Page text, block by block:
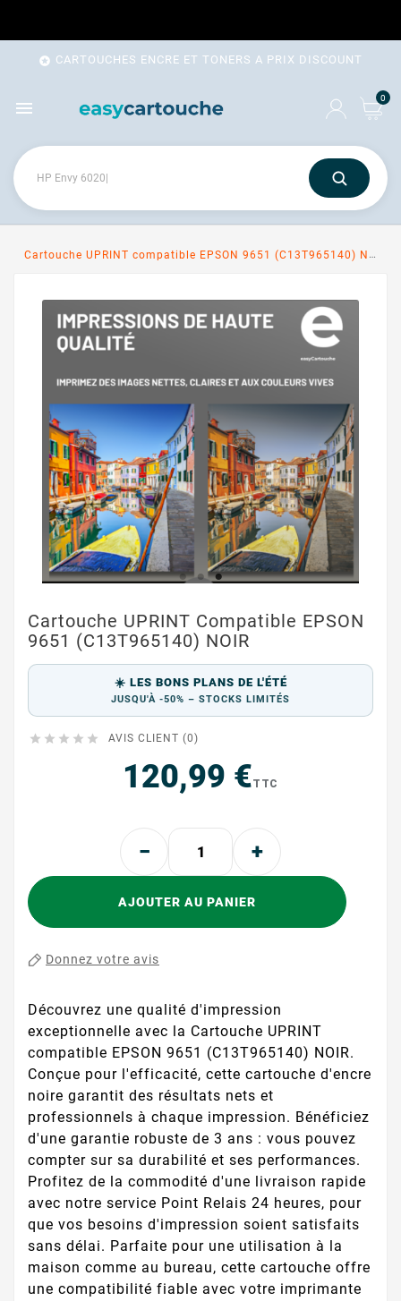
 CARTOUCHES ENCRE ET TONERS A PRIX DISCOUNT
 0
Cartouche UPRINT compatible EPSON 9651 (C13T965140) NOIR
Cartouche UPRINT Compatible EPSON
9651 (C13T965140) NOIR
☀️ LES BONS PLANS DE L'ÉTÉ
JUSQU'À -50% – STOCKS LIMITÉS
     AVIS CLIENT (0)
120,99 €TTC
AJOUTER AU PANIER
Donnez votre avis
Découvrez une qualité d'impression
exceptionnelle avec la Cartouche UPRINT
compatible EPSON 9651 (C13T965140) NOIR.
Conçue pour l'efficacité, cette cartouche d'encre
noire garantit des résultats nets et
professionnels à chaque impression. Bénéficiez
d'une garantie robuste de 3 ans : vous pouvez
compter sur sa durabilité et ses performances.
Profitez de la commodité d'une livraison rapide
avec notre service Point Relais 24 heures, pour
que vos besoins d'impression soient satisfaits
sans délai. Parfaite pour une utilisation à la
maison comme au bureau, cette cartouche offre
une compatibilité fiable avec votre imprimante